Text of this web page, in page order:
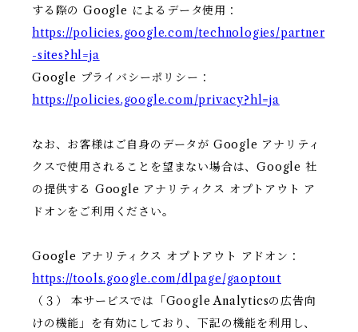
する際の Google によるデータ使用：
https://policies.google.com/technologies/partner
-sites?hl=ja
Google プライバシーポリシー：
https://policies.google.com/privacy?hl=ja
なお、お客様はご自身のデータが Google アナリティ
クスで使用されることを望まない場合は、Google 社
の提供する Google アナリティクス オプトアウト ア
ドオンをご利用ください。
Google アナリティクス オプトアウト アドオン：
https://tools.google.com/dlpage/gaoptout
（３） 本サービスでは「Google Analyticsの広告向
けの機能」を有効にしており、下記の機能を利用し、